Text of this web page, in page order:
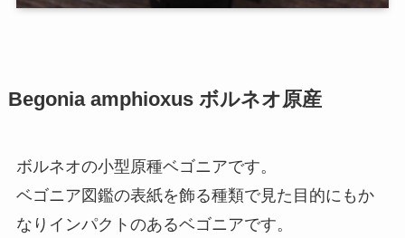
Begonia amphioxus ボルネオ原産
ボルネオの小型原種ベゴニアです。
ベゴニア図鑑の表紙を飾る種類で見た目的にもか
なりインパクトのあるベゴニアです。